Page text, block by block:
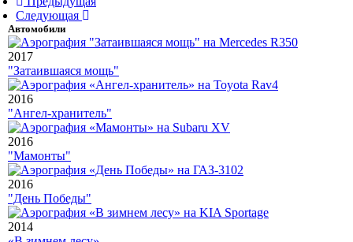
Следующая
Автомобили
2017
"Затаившаяся мощь"
2016
"Ангел-хранитель"
2016
"Мамонты"
2016
"День Победы"
2014